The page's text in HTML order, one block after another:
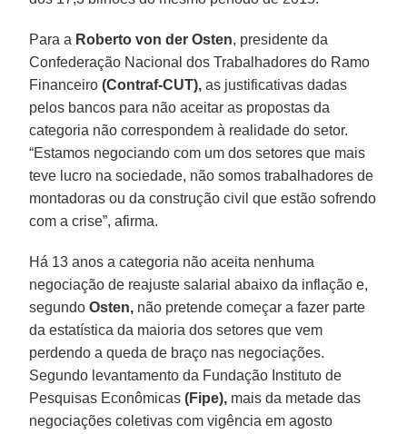
Para a Roberto von der Osten, presidente da
Confederação Nacional dos Trabalhadores do Ramo
Financeiro(Contraf-CUT), as justificativas dadas
pelos bancos para não aceitar as propostas da
categoria não correspondem à realidade do setor.
“Estamos negociando com um dos setores que mais
teve lucro na sociedade, não somos trabalhadores de
montadoras ou da construção civil que estão sofrendo
com a crise”, afirma.
Há 13 anos a categoria não aceita nenhuma
negociação de reajuste salarial abaixo da inflação e,
segundoOsten, não pretende começar a fazer parte
da estatística da maioria dos setores que vem
perdendo a queda de braço nas negociações.
Segundo levantamento da Fundação Instituto de
Pesquisas Econômicas(Fipe), mais da metade das
negociações coletivas com vigência em agosto